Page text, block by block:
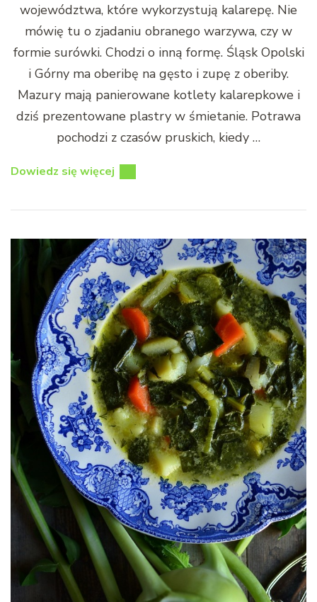
województwa, które wykorzystują kalarepę. Nie
mówię tu o zjadaniu obranego warzywa, czy w
formie surówki. Chodzi o inną formę. Śląsk Opolski
i Górny ma oberibę na gęsto i zupę z oberiby.
Mazury mają panierowane kotlety kalarepkowe i
dziś prezentowane plastry w śmietanie. Potrawa
pochodzi z czasów pruskich, kiedy …
Dowiedz się więcej